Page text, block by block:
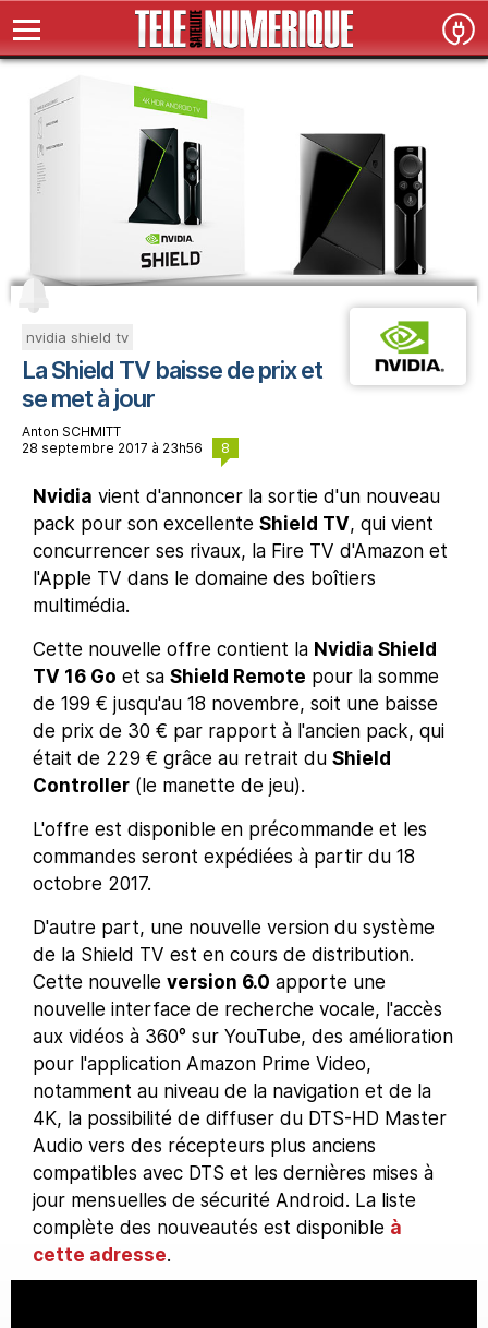
nvidia shield tv
La Shield TV baisse de prix et
se met à jour
Anton SCHMITT
28 septembre 2017 à 23h56
8
Nvidia vient d'annoncer la sortie d'un nouveau
pack pour son excellente Shield TV, qui vient
concurrencer ses rivaux, la Fire TV d'Amazon et
l'Apple TV dans le domaine des boîtiers
multimédia.
Cette nouvelle offre contient la Nvidia Shield
TV 16 Go et sa Shield Remote pour la somme
de 199 € jusqu'au 18 novembre, soit une baisse
de prix de 30 € par rapport à l'ancien pack, qui
était de 229 € grâce au retrait du Shield
Controller (le manette de jeu).
L'offre est disponible en précommande et les
commandes seront expédiées à partir du 18
octobre 2017.
D'autre part, une nouvelle version du système
de la Shield TV est en cours de distribution.
Cette nouvelle version 6.0 apporte une
nouvelle interface de recherche vocale, l'accès
aux vidéos à 360° sur YouTube, des amélioration
pour l'application Amazon Prime Video,
notamment au niveau de la navigation et de la
4K, la possibilité de diffuser du DTS-HD Master
Audio vers des récepteurs plus anciens
compatibles avec DTS et les dernières mises à
jour mensuelles de sécurité Android. La liste
complète des nouveautés est disponible à
cette adresse.